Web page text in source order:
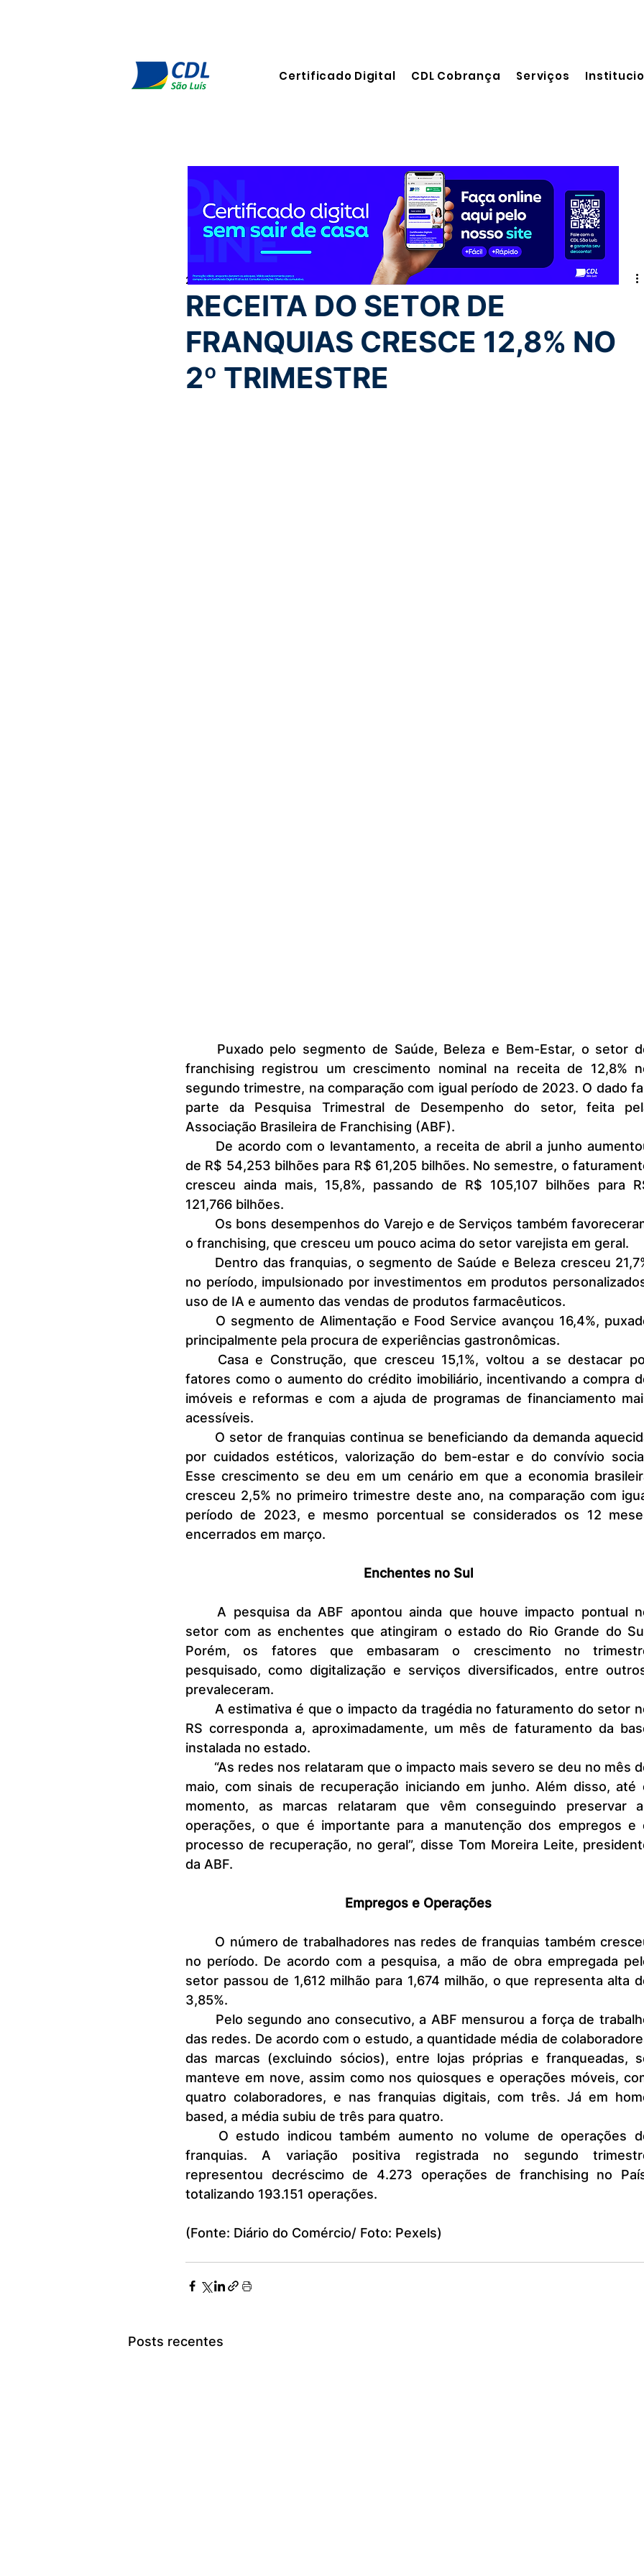
Certificado Digital CDL Cobrança Serviços
RECEITA DO SETOR DE
FRANQUIAS CRESCE 12,8% NO
2º TRIMESTRE
2 de set. de 2024 2 min de leitura
franchising registrou um crescimento nominal na receita de 12,8%
segundo trimestre, na comparação com igual período de 2023. O dado
parte da Pesquisa Trimestral de Desempenho do setor, feita
Associação Brasileira de Franchising (ABF).
de R$ 54,253 bilhões para R$ 61,205 bilhões. No semestre, o
cresceu ainda mais, 15,8%, passando de R$ 105,107 bilhões para
121,766 bilhões.
o franchising, que cresceu um pouco acima do setor varejista em geral.
no período, impulsionado por investimentos em produtos
uso de IA e aumento das vendas de produtos farmacêuticos.
principalmente pela procura de experiências gastronômicas.
fatores como o aumento do crédito imobiliário, incentivando a compra
imóveis e reformas e com a ajuda de programas de financiamento
acessíveis.
por cuidados estéticos, valorização do bem-estar e do convívio
Esse crescimento se deu em um cenário em que a economia
cresceu 2,5% no primeiro trimestre deste ano, na comparação com
período de 2023, e mesmo porcentual se considerados os 12
encerrados em março.
Enchentes no Sul
setor com as enchentes que atingiram o estado do Rio Grande do
Porém, os fatores que embasaram o crescimento no
pesquisado, como digitalização e serviços diversificados, entre
prevaleceram.
RS corresponda a, aproximadamente, um mês de faturamento da
instalada no estado.
	“As redes nos relataram que o impacto mais severo se deu no mês de
maio, com sinais de recuperação iniciando em junho. Além disso, até
momento, as marcas relataram que vêm conseguindo preservar
operações, o que é importante para a manutenção dos empregos e
processo de recuperação, no geral”, disse Tom Moreira Leite,
da ABF.
Empregos e Operações
no período. De acordo com a pesquisa, a mão de obra empregada
setor passou de 1,612 milhão para 1,674 milhão, o que representa alta
3,85%.
das redes. De acordo com o estudo, a quantidade média de
das marcas (excluindo sócios), entre lojas próprias e franqueadas,
manteve em nove, assim como nos quiosques e operações móveis,
quatro colaboradores, e nas franquias digitais, com três. Já em
based, a média subiu de três para quatro.
franquias. A variação positiva registrada no segundo
representou decréscimo de 4.273 operações de franchising no
totalizando 193.151 operações.
(Fonte: Diário do Comércio/ Foto: Pexels)
Posts recentes